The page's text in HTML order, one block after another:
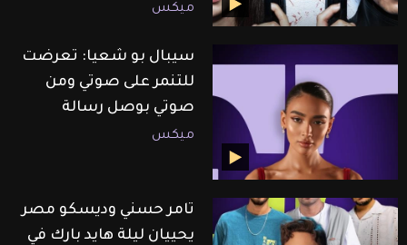
ميكس
سيبال بو شعيا: تعرضت
للتنمر على صوتي ومن
صوتي بوصل رسالة
ميكس
تامر حسني وديسكو مصر
يحييان ليلة هايد بارك في